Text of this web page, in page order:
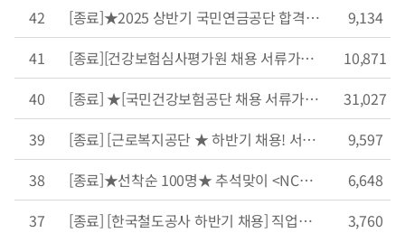
42
[종료]★2025 상반기 국민연금공단 합격 기원 직업교육 50% 할인 이벤트!
9,134
41
[종료][건강보험심사평가원 채용 서류가점] 직업교육 50% 할인쿠폰 받고 합격 확률 UP!!!! ★
10,871
40
[종료] ★[국민건강보험공단 채용 서류가점] 직업교육 50% 할인쿠폰 받고 합격 확률 UP!!!! ★
31,027
39
[종료] [근로복지공단 ★ 하반기 채용! 서류가산점] 직업교육 50% 할인쿠폰 받고 합격확률 UP!! UP!!
9,597
38
[종료]★선착순 100명★ 추석맞이 <NCS 직업교육 신규강의 50% 할인 중!>
6,648
37
[종료] [한국철도공사 하반기 채용] 직업교육 50% 할인쿠폰 받자!!
3,760